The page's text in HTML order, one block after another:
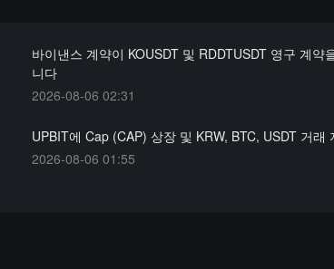
바이낸스 계약이 KOUSDT 및 RDDTUSDT 영구 계약
니다
2026-08-06 02:31
UPBIT에 Cap (CAP) 상장 및 KRW, BTC, USDT 거래
2026-08-06 01:55